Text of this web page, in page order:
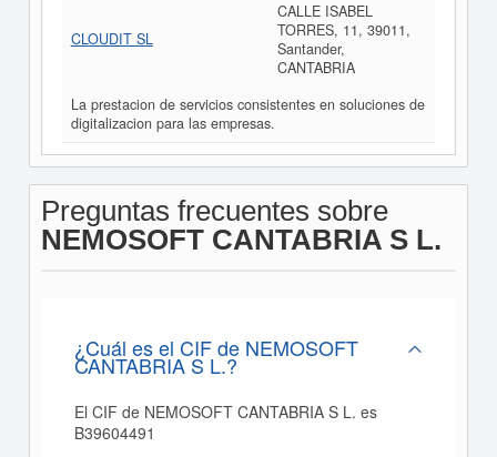
CLOUDIT SL
CALLE ISABEL
TORRES, 11, 39011,
Santander,
CANTABRIA
La prestacion de servicios consistentes en soluciones de
digitalizacion para las empresas.
Preguntas frecuentes sobre
NEMOSOFT CANTABRIA S L.
¿Cuál es el CIF de NEMOSOFT
CANTABRIA S L.?
El CIF de NEMOSOFT CANTABRIA S L. es
B39604491